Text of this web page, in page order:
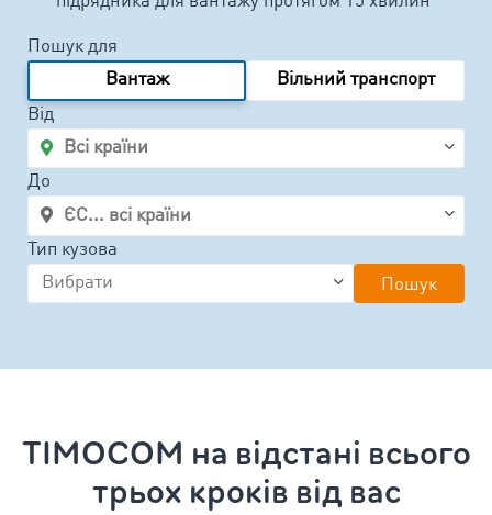
Пошук для
Вантаж
Вільний транспорт
Від
До
Тип кузова
Пошук
TIMOCOM на відстані всього
трьох кроків від вас